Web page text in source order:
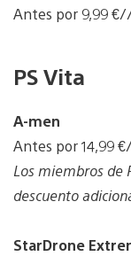
Antes por 9,99
PS Vita
A-men
Antes por 14,99
Los miembros de
descuento
StarDrone